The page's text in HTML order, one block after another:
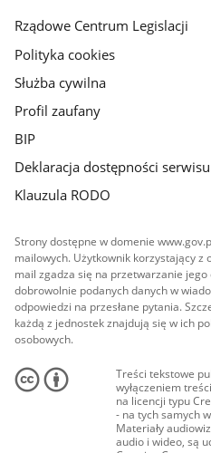
Rządowe Centrum Legislacji
Polityka cookies
Służba cywilna
Profil zaufany
BIP
Deklaracja dostępności
Klauzula RODO
Strony dostępne w domenie
mailowych. Użytkownik korzystający z
mail zgadza się na przetwarzanie
dobrowolnie podanych danych w
odpowiedzi na przesłane pytania.
każdą z jednostek znajdują się w ich
osobowych.
Treści tekstowe
wyłączeniem
na licencji typu
- na tych samych
Materiały
audio i wideo, są